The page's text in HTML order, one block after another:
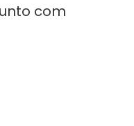
com